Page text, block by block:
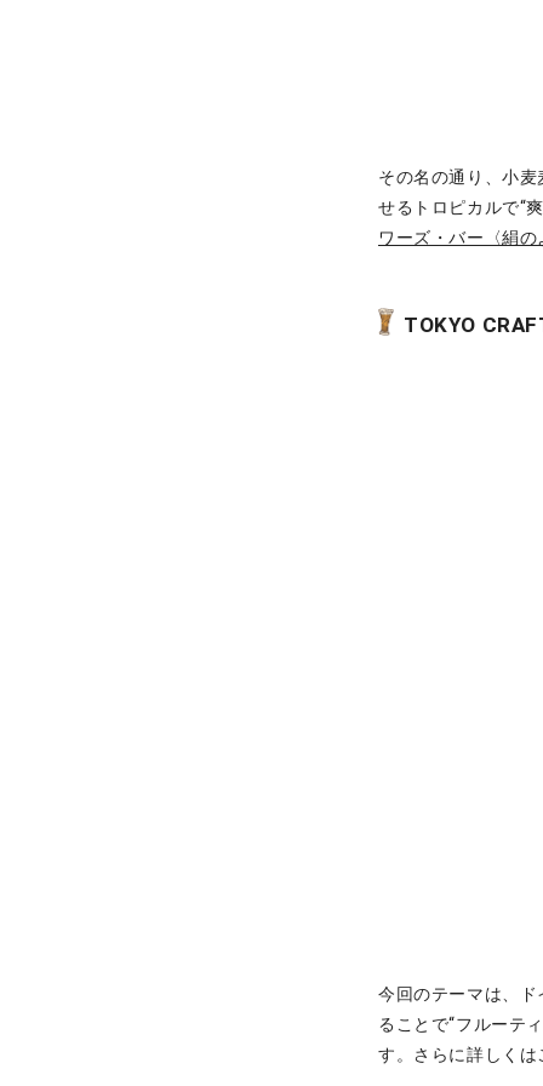
その名の通り、小
せるトロピカルで“
ワーズ・バー〈絹の
TOKYO
今回のテーマは、
ることで“フルーテ
す。さらに詳しく